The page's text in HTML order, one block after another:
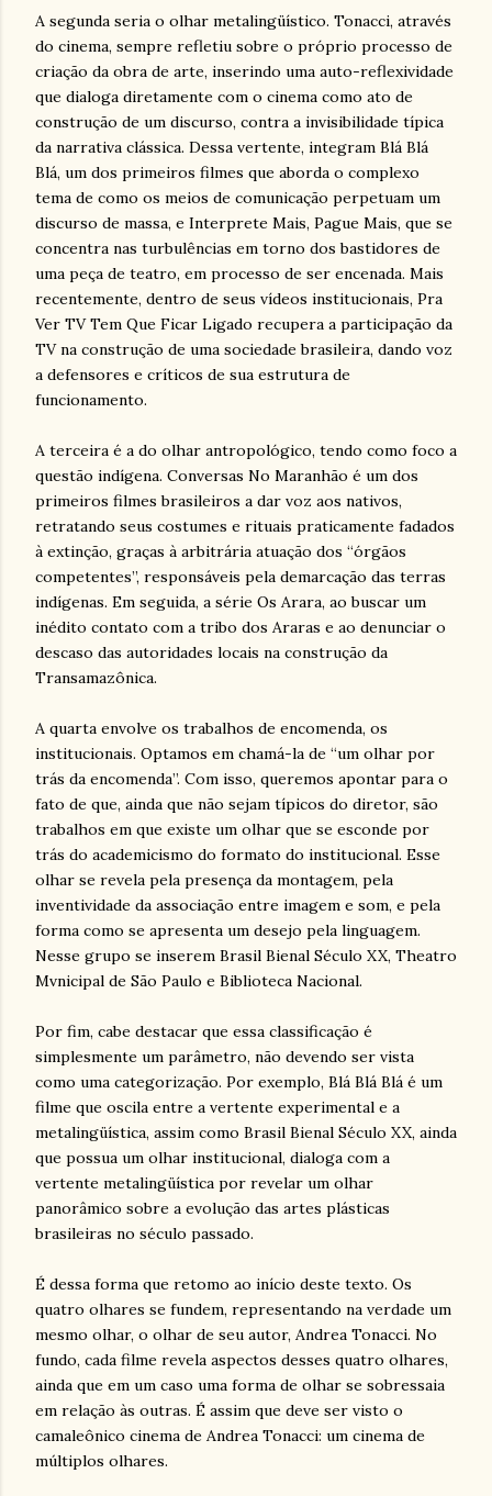
A segunda seria o olhar metalingüístico. Tonacci, através
do cinema, sempre refletiu sobre o próprio processo de
criação da obra de arte, inserindo uma auto-reflexividade
que dialoga diretamente com o cinema como ato de
construção de um discurso, contra a invisibilidade típica
da narrativa clássica. Dessa vertente, integram Blá Blá
Blá, um dos primeiros filmes que aborda o complexo
tema de como os meios de comunicação perpetuam um
discurso de massa, e Interprete Mais, Pague Mais, que se
concentra nas turbulências em torno dos bastidores de
uma peça de teatro, em processo de ser encenada. Mais
recentemente, dentro de seus vídeos institucionais, Pra
Ver TV Tem Que Ficar Ligado recupera a participação da
TV na construção de uma sociedade brasileira, dando voz
a defensores e críticos de sua estrutura de
funcionamento.
A terceira é a do olhar antropológico, tendo como foco a
questão indígena. Conversas No Maranhão é um dos
primeiros filmes brasileiros a dar voz aos nativos,
retratando seus costumes e rituais praticamente fadados
à extinção, graças à arbitrária atuação dos “órgãos
competentes”, responsáveis pela demarcação das terras
indígenas. Em seguida, a série Os Arara, ao buscar um
inédito contato com a tribo dos Araras e ao denunciar o
descaso das autoridades locais na construção da
Transamazônica.
A quarta envolve os trabalhos de encomenda, os
institucionais. Optamos em chamá-la de “um olhar por
trás da encomenda”. Com isso, queremos apontar para o
fato de que, ainda que não sejam típicos do diretor, são
trabalhos em que existe um olhar que se esconde por
trás do academicismo do formato do institucional. Esse
olhar se revela pela presença da montagem, pela
inventividade da associação entre imagem e som, e pela
forma como se apresenta um desejo pela linguagem.
Nesse grupo se inserem Brasil Bienal Século XX, Theatro
Mvnicipal de São Paulo e Biblioteca Nacional.
Por fim, cabe destacar que essa classificação é
simplesmente um parâmetro, não devendo ser vista
como uma categorização. Por exemplo, Blá Blá Blá é um
filme que oscila entre a vertente experimental e a
metalingüística, assim como Brasil Bienal Século XX, ainda
que possua um olhar institucional, dialoga com a
vertente metalingüística por revelar um olhar
panorâmico sobre a evolução das artes plásticas
brasileiras no século passado.
É dessa forma que retomo ao início deste texto. Os
quatro olhares se fundem, representando na verdade um
mesmo olhar, o olhar de seu autor, Andrea Tonacci. No
fundo, cada filme revela aspectos desses quatro olhares,
ainda que em um caso uma forma de olhar se sobressaia
em relação às outras. É assim que deve ser visto o
camaleônico cinema de Andrea Tonacci: um cinema de
múltiplos olhares.